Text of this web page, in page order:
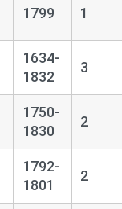
1799 1
1634-
1832
3
1750-
1830
2
1792-
1801
2